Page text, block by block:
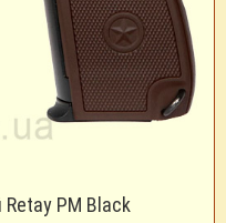
PM Black